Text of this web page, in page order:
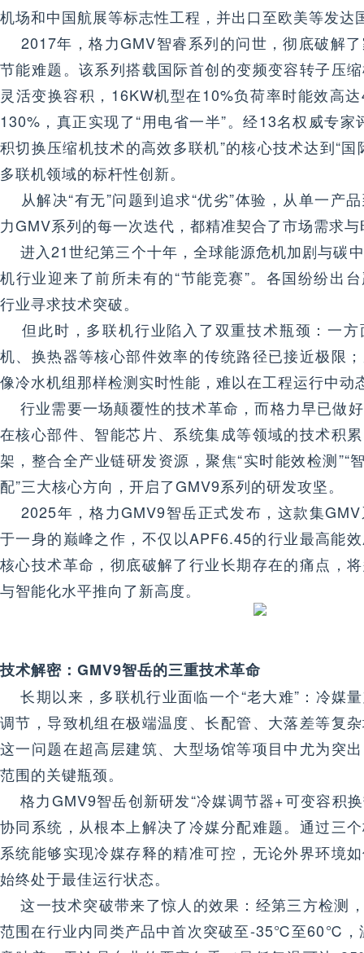
机场和中国航展等标志性工程，并出口至欧美等发达
2017年，格力GMV智睿系列的问世，彻底破解
节能难题。该系列搭载国际首创的变频变容转子压
灵活变换容积，16KW机型在10%负荷率时能效高
130%，真正实现了“用电省一半”。经13名权威专家
积切换压缩机技术的高效多联机”的核心技术达到“
多联机领域的标杆性创新。
从解决“有无”问题到追求“优劣”体验，从单一产
力GMV系列的每一次迭代，都精准契合了市场需求
进入21世纪第三个十年，全球能源危机加剧与碳
机行业迎来了前所未有的“节能竞赛”。各国纷纷出
行业寻求技术突破。
但此时，多联机行业陷入了双重技术瓶颈：一方
机、换热器等核心部件效率的传统路径已接近极限
像冷水机组那样检测实时性能，难以在工程运行中动
行业需要一场颠覆性的技术革命，而格力早已做
在核心部件、智能芯片、系统集成等领域的技术积
架，整合全产业链研发资源，聚焦“实时能效检测”“
配”三大核心方向，开启了GMV9系列的研发攻坚。
2025年，格力GMV9智岳正式发布，这款集
于一身的巅峰之作，不仅以APF6.45的行业最高能
核心技术革命，彻底破解了行业长期存在的痛点，
与智能化水平推向了新高度。
技术解密：GMV9智岳的三重技术革命
长期以来，多联机行业面临一个“老大难”：冷媒
调节，导致机组在极端温度、长配管、大落差等复
这一问题在超高层建筑、大型场馆等项目中尤为突
范围的关键瓶颈。
格力GMV9智岳创新研发“冷媒调节器+可变容积
协同系统，从根本上解决了冷媒分配难题。通过三
系统能够实现冷媒存释的精准可控，无论外界环境
始终处于最佳运行状态。
这一技术突破带来了惊人的效果：经第三方检测
范围在行业内同类产品中首次突破至-35℃至60℃